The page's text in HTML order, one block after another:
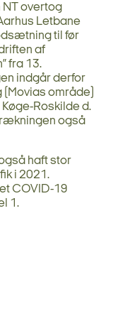
NT overtog
Letbane
til før
af
fra 13.
indgår derfor
område)
Roskilde d.
også
haft stor
i 2021.
COVID-19
1.